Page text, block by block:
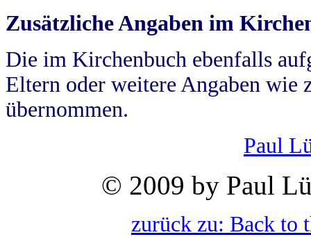
Zusätzliche Angaben im
Die im Kirchenbuch ebenfalls
Eltern oder weitere Angaben wie
übernommen.
Paul
© 2009 by Paul
zurück zu: Back to